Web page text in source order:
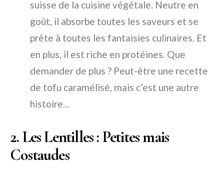
suisse de la cuisine végétale. Neutre en
goût, il absorbe toutes les saveurs et se
prête à toutes les fantaisies culinaires. Et
en plus, il est riche en protéines. Que
demander de plus ? Peut-être une recette
de tofu caramélisé, mais c’est une autre
histoire…
2. Les Lentilles : Petites mais
Costaudes